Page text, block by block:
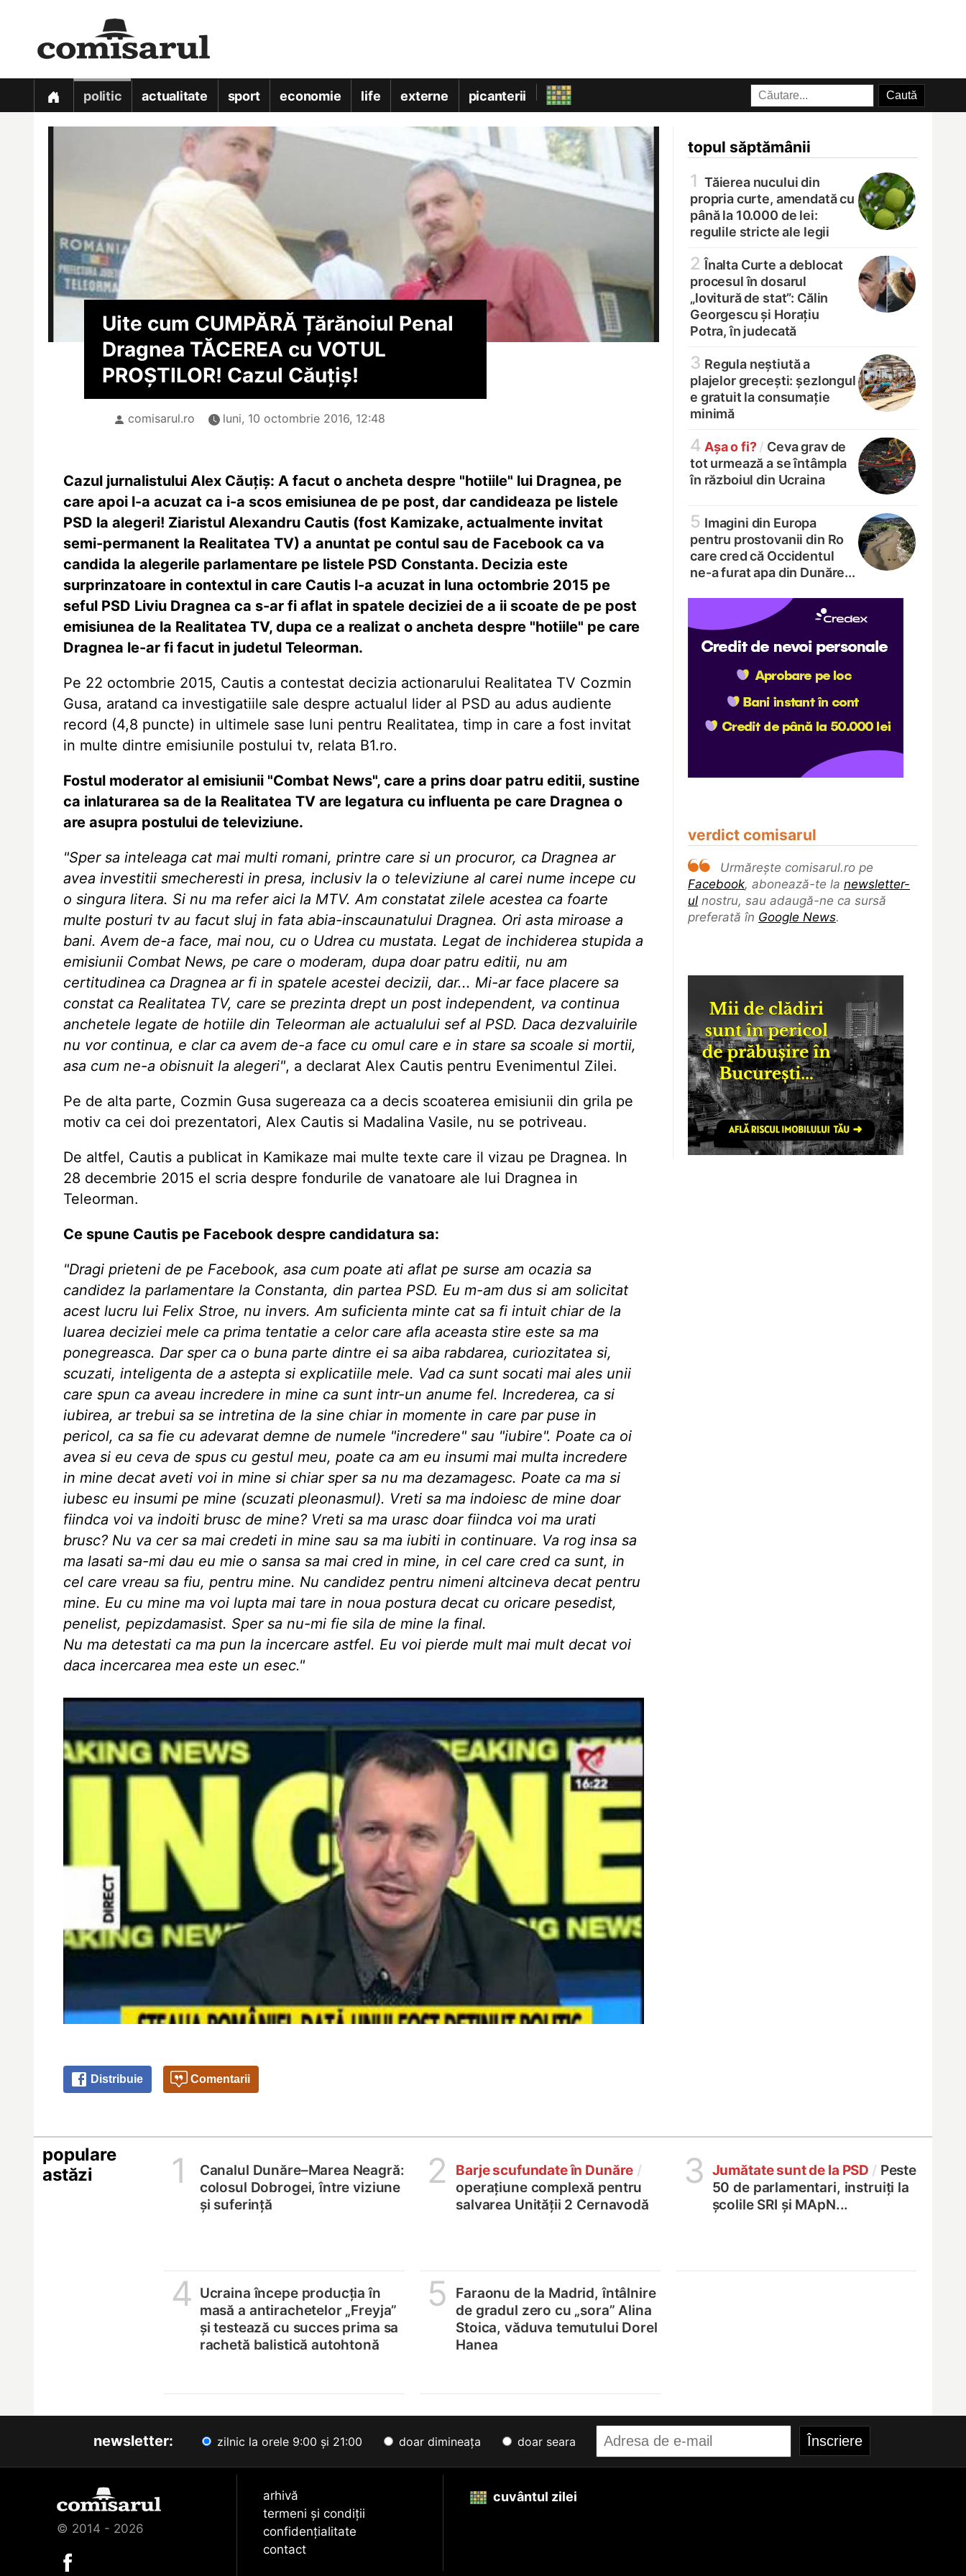
politic actualitate sport economie life externe picanterii
topul săptămânii
1 Tăierea nucului din
propria curte, amendată cu
până la 10.000 de lei:
regulile stricte ale legii
2 Înalta Curte a deblocat
procesul în dosarul
„lovitură de stat”: Călin
Georgescu și Horațiu
Potra, în judecată
3 Regula neștiută a
plajelor grecești: șezlongul
e gratuit la consumație
minimă
4 Așa o fi? / Ceva grav de
tot urmează a se întâmpla
în războiul din Ucraina
5 Imagini din Europa
pentru prostovanii din Ro
care cred că Occidentul
ne-a furat apa din Dunăre...
verdict comisarul
Urmărește comisarul.ro pe
Facebook, abonează-te la newsletter-
ul nostru, sau adaugă-ne ca sursă
preferată în Google News.
Uite cum CUMPĂRĂ Țărănoiul Penal
Dragnea TĂCEREA cu VOTUL
PROȘTILOR! Cazul Căuțiș!
comisarul.ro luni, 10 octombrie 2016, 12:48
Cazul jurnalistului Alex Căuțiș: A facut o ancheta despre "hotiile" lui Dragnea, pe
care apoi l-a acuzat ca i-a scos emisiunea de pe post, dar candideaza pe listele
PSD la alegeri! Ziaristul Alexandru Cautis (fost Kamizake, actualmente invitat
semi-permanent la Realitatea TV) a anuntat pe contul sau de Facebook ca va
candida la alegerile parlamentare pe listele PSD Constanta. Decizia este
surprinzatoare in contextul in care Cautis l-a acuzat in luna octombrie 2015 pe
seful PSD Liviu Dragnea ca s-ar fi aflat in spatele deciziei de a ii scoate de pe post
emisiunea de la Realitatea TV, dupa ce a realizat o ancheta despre "hotiile" pe care
Dragnea le-ar fi facut in judetul Teleorman.
Pe 22 octombrie 2015, Cautis a contestat decizia actionarului Realitatea TV Cozmin
Gusa, aratand ca investigatiile sale despre actualul lider al PSD au adus audiente
record (4,8 puncte) in ultimele sase luni pentru Realitatea, timp in care a fost invitat
in multe dintre emisiunile postului tv, relata B1.ro.
Fostul moderator al emisiunii "Combat News", care a prins doar patru editii, sustine
ca inlaturarea sa de la Realitatea TV are legatura cu influenta pe care Dragnea o
are asupra postului de televiziune.
"Sper sa inteleaga cat mai multi romani, printre care si un procuror, ca Dragnea ar
avea investitii smecheresti in presa, inclusiv la o televiziune al carei nume incepe cu
o singura litera. Si nu ma refer aici la MTV. Am constatat zilele acestea ca foarte
multe posturi tv au facut sluj in fata abia-inscaunatului Dragnea. Ori asta miroase a
bani. Avem de-a face, mai nou, cu o Udrea cu mustata. Legat de inchiderea stupida a
emisiunii Combat News, pe care o moderam, dupa doar patru editii, nu am
certitudinea ca Dragnea ar fi in spatele acestei decizii, dar... Mi-ar face placere sa
constat ca Realitatea TV, care se prezinta drept un post independent, va continua
anchetele legate de hotiile din Teleorman ale actualului sef al PSD. Daca dezvaluirile
nu vor continua, e clar ca avem de-a face cu omul care e in stare sa scoale si mortii,
asa cum ne-a obisnuit la alegeri", a declarat Alex Cautis pentru Evenimentul Zilei.
Pe de alta parte, Cozmin Gusa sugereaza ca a decis scoaterea emisiunii din grila pe
motiv ca cei doi prezentatori, Alex Cautis si Madalina Vasile, nu se potriveau.
De altfel, Cautis a publicat in Kamikaze mai multe texte care il vizau pe Dragnea. In
28 decembrie 2015 el scria despre fondurile de vanatoare ale lui Dragnea in
Teleorman.
Ce spune Cautis pe Facebook despre candidatura sa:
"Dragi prieteni de pe Facebook, asa cum poate ati aflat pe surse am ocazia sa
candidez la parlamentare la Constanta, din partea PSD. Eu m-am dus si am solicitat
acest lucru lui Felix Stroe, nu invers. Am suficienta minte cat sa fi intuit chiar de la
luarea deciziei mele ca prima tentatie a celor care afla aceasta stire este sa ma
ponegreasca. Dar sper ca o buna parte dintre ei sa aiba rabdarea, curiozitatea si,
scuzati, inteligenta de a astepta si explicatiile mele. Vad ca sunt socati mai ales unii
care spun ca aveau incredere in mine ca sunt intr-un anume fel. Increderea, ca si
iubirea, ar trebui sa se intretina de la sine chiar in momente in care par puse in
pericol, ca sa fie cu adevarat demne de numele "incredere" sau "iubire". Poate ca oi
avea si eu ceva de spus cu gestul meu, poate ca am eu insumi mai multa incredere
in mine decat aveti voi in mine si chiar sper sa nu ma dezamagesc. Poate ca ma si
iubesc eu insumi pe mine (scuzati pleonasmul). Vreti sa ma indoiesc de mine doar
fiindca voi va indoiti brusc de mine? Vreti sa ma urasc doar fiindca voi ma urati
brusc? Nu va cer sa mai credeti in mine sau sa ma iubiti in continuare. Va rog insa sa
ma lasati sa-mi dau eu mie o sansa sa mai cred in mine, in cel care cred ca sunt, in
cel care vreau sa fiu, pentru mine. Nu candidez pentru nimeni altcineva decat pentru
mine. Eu cu mine ma voi lupta mai tare in noua postura decat cu oricare pesedist,
penelist, pepizdamasist. Sper sa nu-mi fie sila de mine la final.
Nu ma detestati ca ma pun la incercare astfel. Eu voi pierde mult mai mult decat voi
daca incercarea mea este un esec."
Distribuie Comentarii
populare
astăzi
1
Canalul Dunăre–Marea Neagră:
colosul Dobrogei, între viziune
și suferință
2 Barje scufundate în Dunăre /
operațiune complexă pentru
salvarea Unității 2 Cernavodă
3 Jumătate sunt de la PSD / Peste
50 de parlamentari, instruiți la
școlile SRI și MApN...
4 Ucraina începe producția în
masă a antirachetelor „Freyja”
și testează cu succes prima sa
rachetă balistică autohtonă
5
Faraonu de la Madrid, întâlnire
de gradul zero cu „sora” Alina
Stoica, văduva temutului Dorel
Hanea
newsletter: zilnic la orele 9:00 și 21:00 doar dimineața doar seara
© 2014 - 2026
arhivă
termeni și condiții
confidențialitate
contact
cuvântul zilei